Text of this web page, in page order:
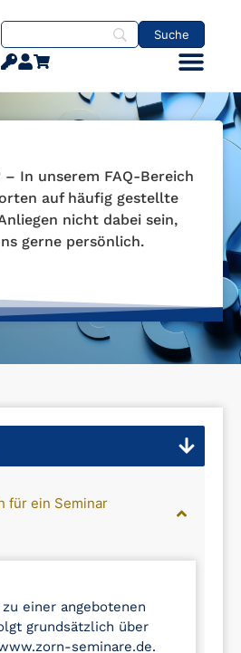
– In unserem FAQ-Bereich
auf häufig gestellte
nicht dabei sein,
gerne persönlich.
für ein Seminar
einer angebotenen
grundsätzlich über
seminare.de.